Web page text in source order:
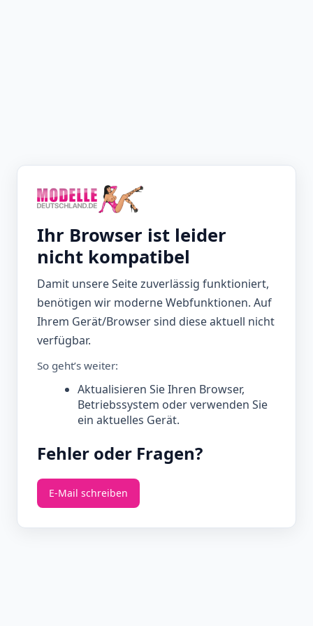
Ihr Browser ist leider
nicht kompatibel
Damit unsere Seite zuverlässig funktioniert,
benötigen wir moderne Webfunktionen. Auf
Ihrem Gerät/Browser sind diese aktuell nicht
verfügbar.
So geht’s weiter:
Aktualisieren Sie Ihren Browser,
Betriebssystem oder verwenden Sie
ein aktuelles Gerät.
Fehler oder Fragen?
E‑Mail schreiben